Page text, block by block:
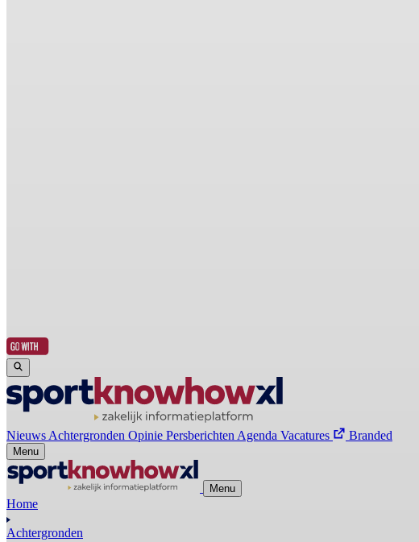
Nieuws Achtergronden Opinie Persberichten Agenda Vacatures Branded
Menu
Menu
Home
Achtergronden